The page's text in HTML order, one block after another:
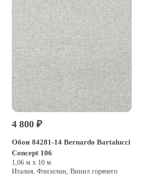
4 800 ₽
Обои 84281-14 Bernardo Bartalucci
Concept 106
1,06 м х 10 м
Италия, Флизелин, Винил горячего